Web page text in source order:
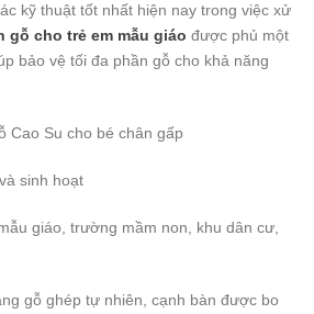
kỹ thuật tốt nhất hiện nay trong việc xử
gỗ cho trẻ em mẫu giáo được phủ một
bảo vệ tối đa phần gỗ cho khả năng
Cao Su cho bé chân gấp
sinh hoạt
giáo, trường mầm non, khu dân cư,
gỗ ghép tự nhiên, cạnh bàn được bo